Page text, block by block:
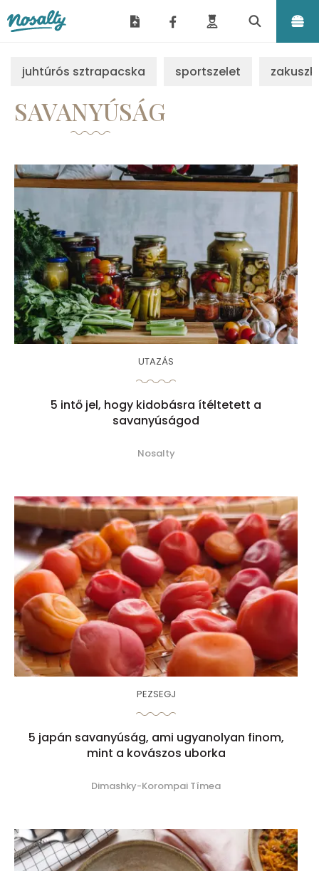
juhtúrós sztrapacska sportszelet
SAVANYÚSÁG
UTAZÁS
5 intő jel, hogy kidobásra ítéltetett a
savanyúságod
Nosalty
PEZSEGJ
5 japán savanyúság, ami ugyanolyan finom,
mint a kovászos uborka
Dimashky-Korompai Tímea